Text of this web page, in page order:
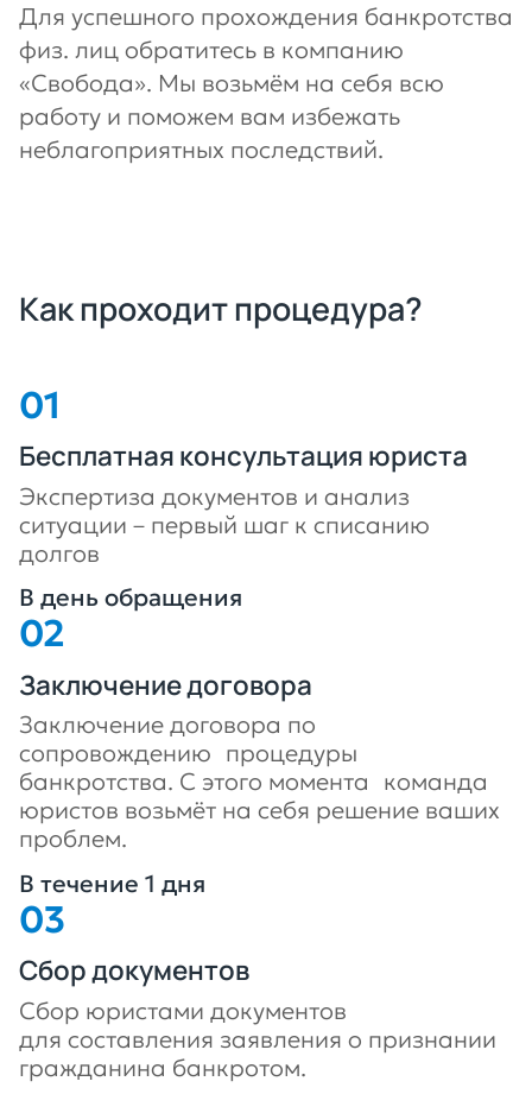
Для успешного прохождения банкротства
физ. лиц обратитесь в компанию
«Свобода». Мы возьмём на себя всю
работу и поможем вам избежать
неблагоприятных последствий.
Как проходит процедура?
Бесплатная консультация юриста
Экспертиза документов и анализ
ситуации – первый шаг к списанию
долгов
В день обращения
Заключение договора
Заключение договора по
сопровождению процедуры
банкротства. С этого момента команда
юристов возьмёт на себя решение ваших
проблем.
В течение 1 дня
Сбор документов
Сбор юристами документов
для составления заявления о признании
гражданина банкротом.